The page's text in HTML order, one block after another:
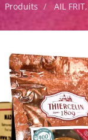
Produits AIL